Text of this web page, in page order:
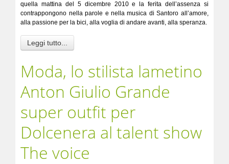
quella mattina del 5 dicembre 2010 e la ferita dell’assenza si
contrappongono nella parole e nella musica di Santoro all’amore,
alla passione per la bici, alla voglia di andare avanti, alla speranza.
Leggi tutto...
Moda, lo stilista lametino
Anton Giulio Grande
super outfit per
Dolcenera al talent show
The voice